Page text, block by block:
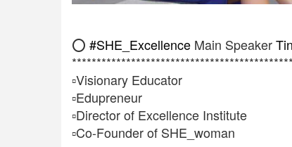
⭕ #SHE_Excellence Main Speaker
▫️Visionary Educator
▫️Edupreneur
▫️Director of Excellence Institute
▫️Co-Founder of SHE_woman